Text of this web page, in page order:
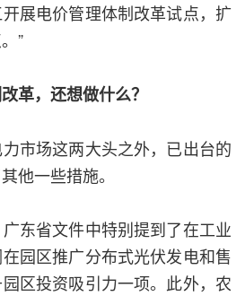
展电价管理体制改革试点，扩
”
革，还想做什么？
场这两大头之外，已出台的
他一些措施。
省文件中特别提到了在工业
园区推广分布式光伏发电和售
区投资吸引力一项。此外，农